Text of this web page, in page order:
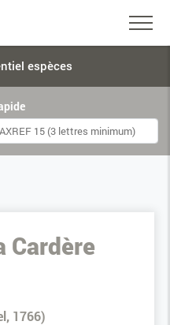
espèces
Cardère
1766)